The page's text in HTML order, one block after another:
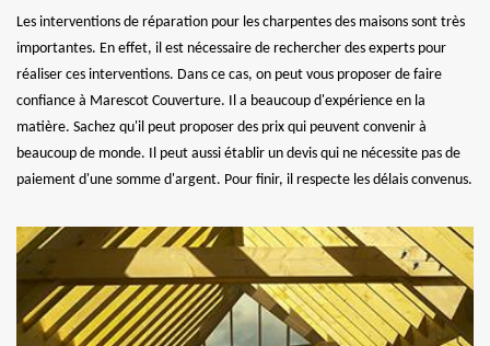
Les interventions de réparation pour les charpentes des maisons sont très
importantes. En effet, il est nécessaire de rechercher des experts pour
réaliser ces interventions. Dans ce cas, on peut vous proposer de faire
confiance à Marescot Couverture. Il a beaucoup d'expérience en la
matière. Sachez qu'il peut proposer des prix qui peuvent convenir à
beaucoup de monde. Il peut aussi établir un devis qui ne nécessite pas de
paiement d'une somme d'argent. Pour finir, il respecte les délais convenus.